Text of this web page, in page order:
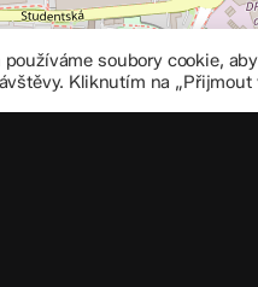
soubory cookie,
Kliknutím na